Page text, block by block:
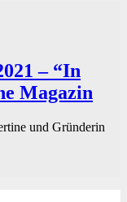
– “In
Magazin
und Gründerin